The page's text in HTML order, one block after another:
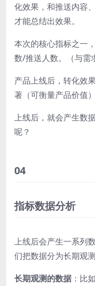
化效果，和推送内容
才能总结出效果。
本次的核心指标之一
数/推送人数。
（与需
产品上线后，转化效
著（可衡量产品价值
上线后，就会产生数
呢？
04
指标数据分析
上线后会产生一系列
们把数据分为长期观
长期观测的数据 ：比